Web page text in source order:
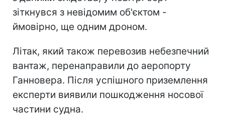
зіткнувся з невідомим об'єктом -
ймовірно, ще одним дроном.
Літак, який також перевозив небезпечний
вантаж, перенаправили до аеропорту
Ганновера. Після успішного приземлення
експерти виявили пошкодження носової
частини судна.